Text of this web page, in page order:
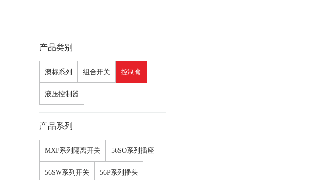
产品类别
澳标系列 组合开关 控制盒
液压控制器
产品系列
MXF系列隔离开关 56SO系列插座
56SW系列开关 56P系列播头